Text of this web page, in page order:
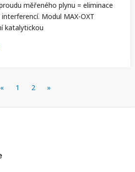
měřeného plynu = eliminace
Modul MAX-OXT
katalytickou
« 1 2 »